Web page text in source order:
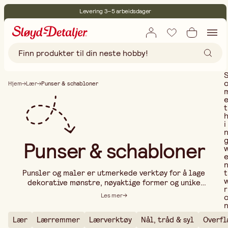
Levering 3–5 arbeidsdager
Fri frakt ved kjøp over 499:-
Hjem Lær Punser & schabloner
Punser & schabloner
Punsler og maler er utmerkede verktøy for å lage
dekorative mønstre, nøyaktige former og unike
detaljer innen lærarbeid, metallbearbeiding,
profesjonelt preg. I vårt sortiment finner du
Les mer
Lær Lærremmer Lærverktøy Nål, tråd & syl
e
t
h
i
n
g
e
n
t
r
n
..